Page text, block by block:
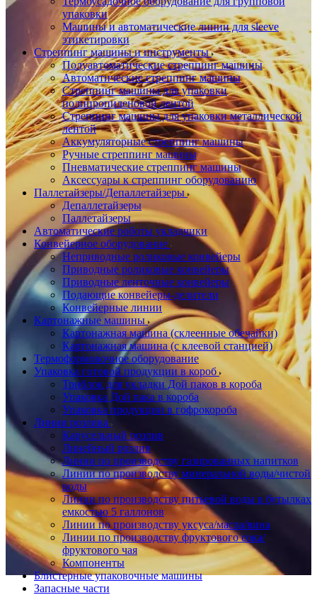
упаковки
Машины и автоматические линии для sleeve
этикетировки
Стреппинг машины и инструменты
Полуавтоматические стреппинг машины
Автоматические стреппинг машины
Стреппинг машины для упаковки
полипропиленовой лентой
Стреппинг машины для упаковки металлической
лентой
Аккумуляторные стреппинг машины
Ручные стреппинг машины
Пневматические стреппинг машины
Аксессуары к стреппинг оборудованию
Паллетайзеры/Депаллетайзеры
Депаллетайзеры
Паллетайзеры
Автоматические роботы укладчики
Конвейерное оборудование
Неприводные роликовые конвейеры
Приводные роликовые конвейеры
Приводные ленточные конвейеры
Подающие конвейеры-делители
Конвейерные линии
Картонажные машины
Картонажная машина (склеенные обечайки)
Картонажная машина (с клеевой станцией)
Термоформовочное оборудование
Упаковка готовой продукции в короб
Триблок для укладки Дой паков в короба
Упаковка Дой пака в короба
Упаковка продукции в гофрокороба
Линии розлива
Карусельный розлив
Линейный розлив
Линии по производству газированных напитков
Линии по производству минеральной воды/чистой
воды
Линии по производству питьевой воды в бутылках
емкостью 5 галлонов
Линии по производству уксуса/масла/вина
Линии по производству фруктового сока/
фруктового чая
Компоненты
Блистерные упаковочные машины
Запасные части